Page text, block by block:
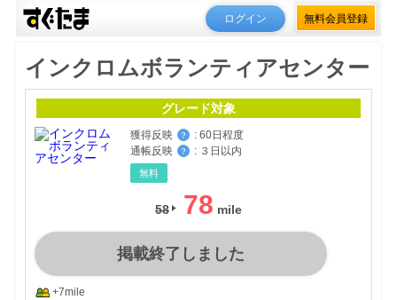
ログイン 無料会員登録
インクロムボランティアセンター
グレード対象
獲得反映 ？ : 60日程度
通帳反映
？ : ３日以内
無料
58 78
掲載終了しました
+7mile